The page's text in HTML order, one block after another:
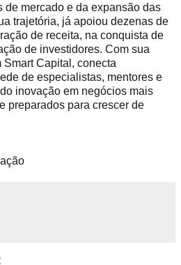
de mercado e da expansão das
trajetória, já apoiou dezenas de
de receita, na conquista de
de investidores. Com sua
Capital, conecta
de especialistas, mentores e
inovação em negócios mais
preparados para crescer de